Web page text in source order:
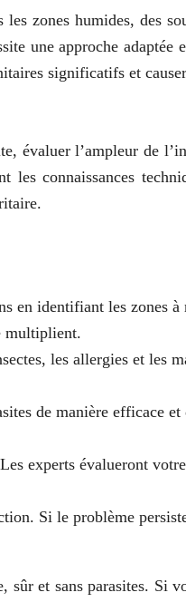
zones humides, des
une approche adaptée
significatifs et
évaluer l’ampleur de
connaissances
en identifiant les zones à
multiplient.
les allergies et les
de manière efficace
experts évalueront
Si le problème
et sans parasites. Si